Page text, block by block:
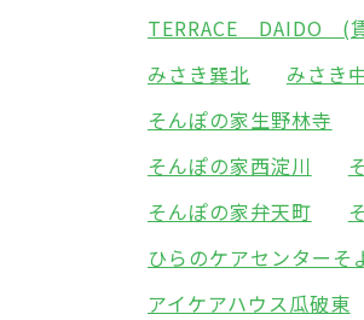
TERRACE DAIDO (
みさき巽北
みさき
そんぽの家生野林寺
そんぽの家西淀川
そんぽの家弁天町
ひらのケアセンターそ
アイケアハウス瓜破東